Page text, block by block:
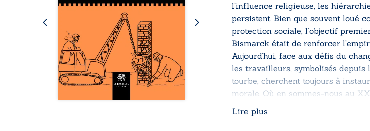
l’influence religieuse, les
persistent. Bien que souvent loué
protection sociale, l’objectif
Bismarck était de renforcer
Aujourd’hui, face aux défis du
les travailleurs, symbolisés depuis
tourbe, cherchent toujours à
morale. Où en sommes-nous au
Lire plus